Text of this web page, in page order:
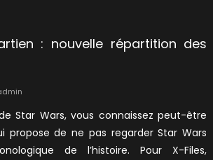
: nouvelle répartition des
Star Wars, vous connaissez peut-être
propose de ne pas regarder Star Wars
de l’histoire. Pour X-Files,